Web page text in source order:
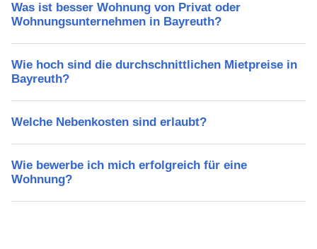
Was ist besser Wohnung von Privat oder
Wohnungsunternehmen in Bayreuth?
Wie hoch sind die durchschnittlichen Mietpreise in
Bayreuth?
Welche Nebenkosten sind erlaubt?
Wie bewerbe ich mich erfolgreich für eine
Wohnung?